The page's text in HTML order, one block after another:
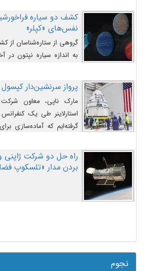
کشف دو سیاره
نفس‌های «کپلر»
گروهی از ستاره‌شناسان از
به اندازه سیاره نپتون
پرواز سرنشین‌دار کپسول
مارک ناپی، معاون
استارلاینر طی یک
گرفته‌ایم که آماده‌سازی
اصلاح کنیم.
راه حل دو شرکت ژاپنی و
بردن مدار «تلسکوپ
نجوم